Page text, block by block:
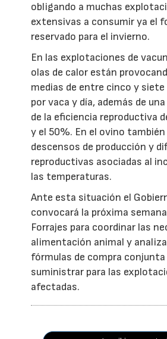
obligando a muchas
extensivas a consumir ya el
reservado para el invierno.
En las explotaciones de
olas de calor están
medias de entre cinco y
por vaca y día, además de
de la eficiencia reproductiva
y el 50%. En el ovino
descensos de producción y
reproductivas asociadas al
las temperaturas.
Ante esta situación el
convocará la próxima
Forrajes para coordinar las
alimentación animal y
fórmulas de compra conjunta
suministrar para las
afectadas.